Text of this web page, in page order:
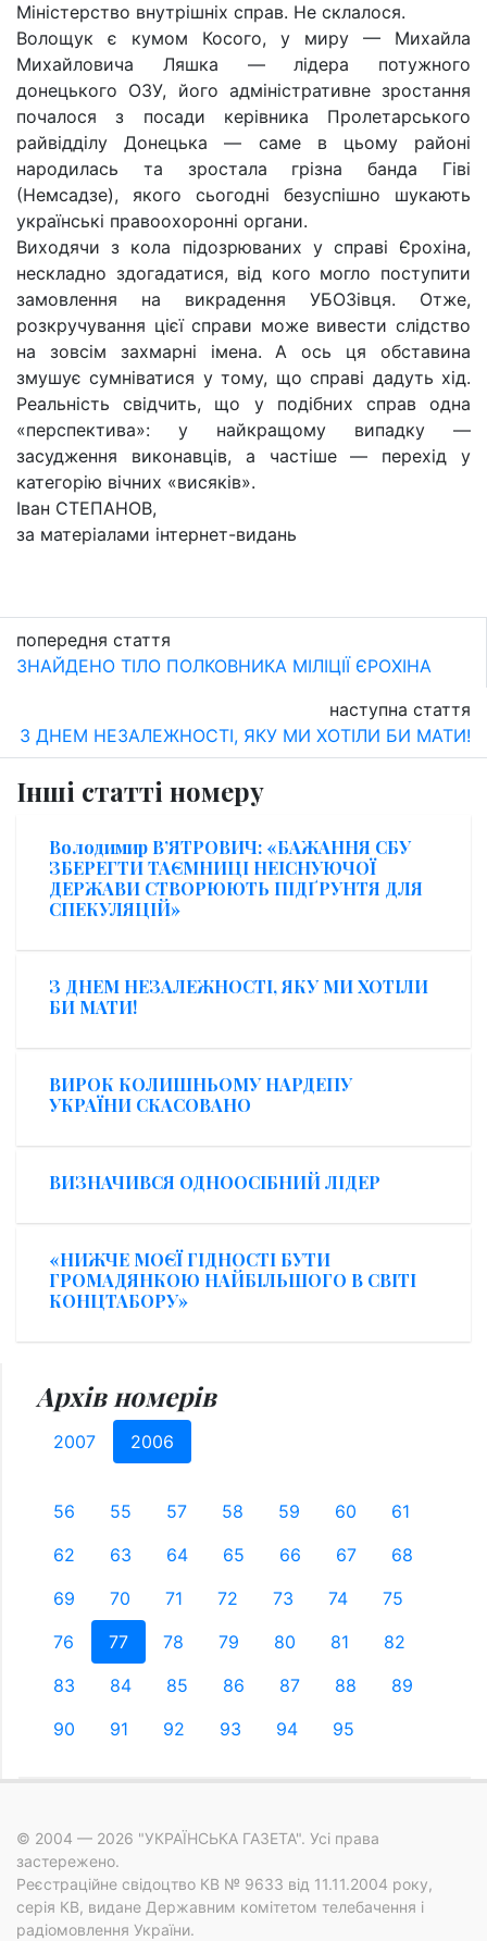
Міністерство внутрішніх справ. Не склалося.
Волощук є кумом Косого, у миру — Михайла
Михайловича Ляшка — лідера потужного
донецького ОЗУ, його адміністративне зростання
почалося з посади керівника Пролетарського
райвідділу Донецька — саме в цьому районі
народилась та зростала грізна банда Гіві
(Немсадзе), якого сьогодні безуспішно шукають
українські правоохоронні органи.
Виходячи з кола підозрюваних у справі Єрохіна,
нескладно здогадатися, від кого могло поступити
замовлення на викрадення УБОЗівця. Отже,
розкручування цієї справи може вивести слідство
на зовсім захмарні імена. А ось ця обставина
змушує сумніватися у тому, що справі дадуть хід.
Реальність свідчить, що у подібних справ одна
«перспектива»: у найкращому випадку —
засудження виконавців, а частіше — перехід у
категорію вічних «висяків».
Іван СТЕПАНОВ,
за матеріалами інтернет-видань
попередня стаття
ЗНАЙДЕНО ТІЛО ПОЛКОВНИКА МІЛІЦІЇ ЄРОХІНА
наступна стаття
З ДНЕМ НЕЗАЛЕЖНОСТІ, ЯКУ МИ ХОТІЛИ БИ МАТИ!
Інші статті номеру
Володимир В’ЯТРОВИЧ: «БАЖАННЯ СБУ
ЗБЕРЕГТИ ТАЄМНИЦІ НЕІСНУЮЧОЇ
ДЕРЖАВИ СТВОРЮЮТЬ ПІДҐРУНТЯ ДЛЯ
СПЕКУЛЯЦІЙ»
З ДНЕМ НЕЗАЛЕЖНОСТІ, ЯКУ МИ ХОТІЛИ
БИ МАТИ!
ВИРОК КОЛИШНЬОМУ НАРДЕПУ
УКРАЇНИ СКАСОВАНО
ВИЗНАЧИВСЯ ОДНООСІБНИЙ ЛІДЕР
«НИЖЧЕ МОЄЇ ГІДНОСТІ БУТИ
ГРОМАДЯНКОЮ НАЙБІЛЬШОГО В СВІТІ
КОНЦТАБОРУ»
Архів номерів
2007 2006
56 55 57 58 59 60
61
62
63 64 65 66 67
68
69
70 71 72 73 74
75
76
77 78 79 80 81
82
83
84 85 86 87 88
89
90
91 92 93 94 95
© 2004 — 2026 "УКРАЇНСЬКА ГАЗЕТА". Усі права
застережено.
Реєстраційне свідоцтво КВ № 9633 від 11.11.2004 року,
серія КВ, видане Державним комітетом телебачення і
радіомовлення України.